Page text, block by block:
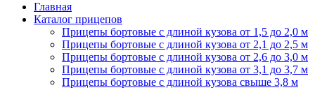
Главная
Каталог прицепов
Прицепы бортовые с длиной кузова от 1,5 до 2,0 м
Прицепы бортовые с длиной кузова от 2,1 до 2,5 м
Прицепы бортовые с длиной кузова от 2,6 до 3,0 м
Прицепы бортовые с длиной кузова от 3,1 до 3,7 м
Прицепы бортовые с длиной кузова свыше 3,8 м